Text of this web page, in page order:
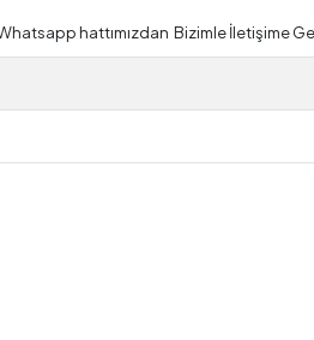
hattımızdan Bizimle İletişime